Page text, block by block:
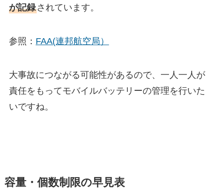
が記録されています。
参照： FAA(連邦航空局）
大事故につながる可能性があるので、一人一人が
責任をもってモバイルバッテリーの管理を行いた
いですね。
容量・個数制限の早見表